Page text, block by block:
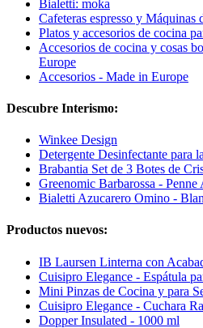
Bialetti: moka
Cafeteras espresso y Máquinas
Platos y accesorios de cocina
Accesorios de cocina y cosas
Europe
Accesorios - Made in Europe
Descubre Interismo:
Winkee Design
Detergente Desinfectante para
Brabantia Set de 3 Botes de
Greenomic Barbarossa -
Bialetti Azucarero Omino -
Productos nuevos:
IB Laursen Linterna con
Cuisipro Elegance - Espátula
Mini Pinzas de Cocina y para
Cuisipro Elegance - Cuchara
Dopper Insulated - 1000 ml